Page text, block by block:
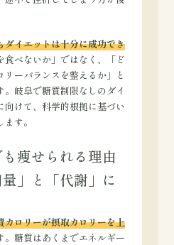
ダイエットは十分に成功でき
食べないか」ではなく、「ど
リーバランスを整えるか」と
。岐阜で糖質制限なしのダイ
向けて、科学的根拠に基づい
す。
痩せられる理由
」と「代謝」に
カロリーが摂取カロリーを上
。糖質はあくまでエネルギー